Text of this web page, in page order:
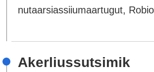
nutaarsiassiiumaartugut,
Akerliussutsimik